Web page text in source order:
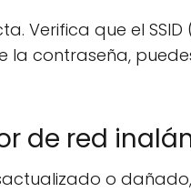
Verifica que el
la contraseña,
de red
o